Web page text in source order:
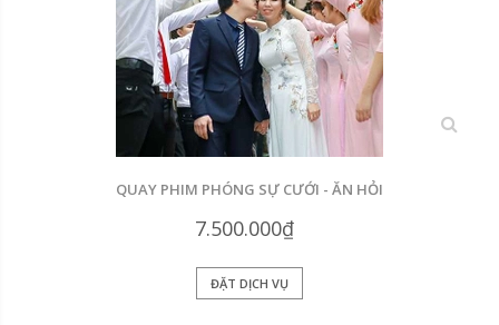
xem
QUAY PHIM PHÓNG SỰ CƯỚI - ĂN HỎI
7.500.000₫
ĐẶT DỊCH VỤ